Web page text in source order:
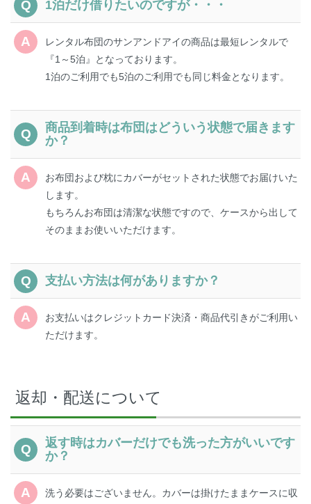
1泊だけ借りたいのですが・・・
レンタル布団のサンアンドアイの商品は最短レンタルで
『1～5泊』となっております。
1泊のご利用でも5泊のご利用でも同じ料金となります。
商品到着時は布団はどういう状態で届きます
か？
お布団および枕にカバーがセットされた状態でお届けいた
します。
もちろんお布団は清潔な状態ですので、ケースから出して
そのままお使いいただけます。
支払い方法は何がありますか？
お支払いはクレジットカード決済・商品代引きがご利用い
ただけます。
返却・配送について
返す時はカバーだけでも洗った方がいいです
か？
洗う必要はございません。カバーは掛けたままケースに収